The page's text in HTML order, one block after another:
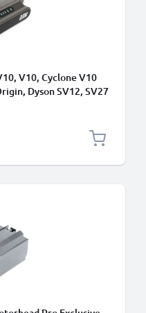
V10, Cyclone V10
Dyson SV12, SV27